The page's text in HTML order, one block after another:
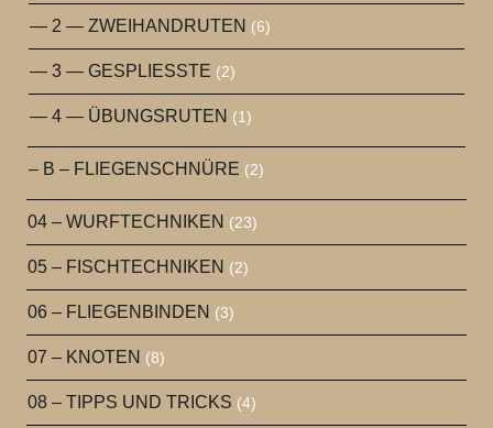
— 2 — ZWEIHANDRUTEN (6)
— 3 — GESPLIESSTE (2)
— 4 — ÜBUNGSRUTEN (1)
– B – FLIEGENSCHNÜRE (2)
04 – WURFTECHNIKEN (23)
05 – FISCHTECHNIKEN (2)
06 – FLIEGENBINDEN (3)
07 – KNOTEN (8)
08 – TIPPS UND TRICKS (4)